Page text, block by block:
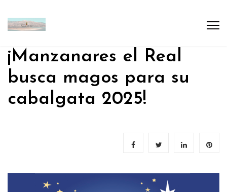
¡Manzanares el Real
busca magos para su
cabalgata 2025!